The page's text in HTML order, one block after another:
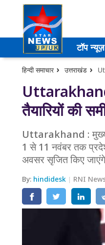
टॉप न्यूज़
हिन्दी समाचार उत्तराखंड
Uttarakhand
तैयारियों की
Uttarakhand :
1 से 11 नवंबर तक
अवसर सृजित किए
By: hindidesk RNI
उत्तर प्रदेश
अमेठी
आगरा
कानपुर
मेरठ
उत्तराखंड